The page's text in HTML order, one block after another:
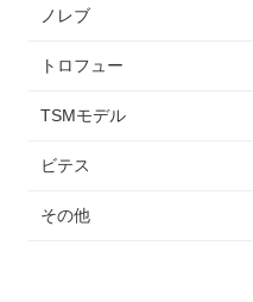
ノレブ
トロフュー
TSMモデル
ビテス
その他